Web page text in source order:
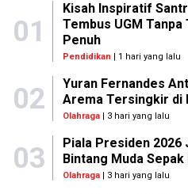
01
Kisah Inspiratif
Tembus UGM
Penuh
Pendidikan | 1 hari yang lalu
02
Yuran Fernandes
Arema Tersingkir di
Olahraga| 3 hari yang lalu
03
Piala Presiden 2026
Bintang Muda
Olahraga| 3 hari yang lalu